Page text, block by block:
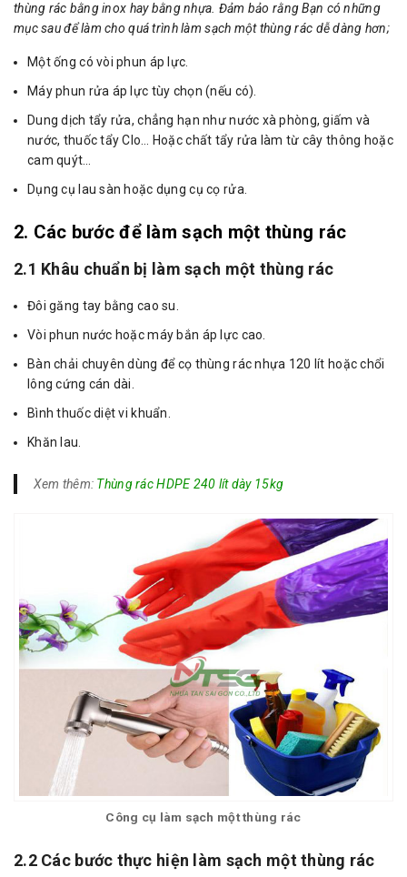
thùng rác bằng inox hay bằng nhựa. Đảm bảo rằng Bạn có những
mục sau để làm cho quá trình làm sạch một thùng rác dễ dàng hơn;
Một ống có vòi phun áp lực.
Máy phun rửa áp lực tùy chọn (nếu có).
Dung dịch tẩy rửa, chẳng hạn như nước xà phòng, giấm và
nước, thuốc tẩy Clo… Hoặc chất tẩy rửa làm từ cây thông hoặc
cam quýt…
Dụng cụ lau sàn hoặc dụng cụ cọ rửa.
2. Các bước để làm sạch một thùng rác
2.1 Khâu chuẩn bị làm sạch một thùng rác
Đôi găng tay bằng cao su.
Vòi phun nước hoặc máy bắn áp lực cao.
Bàn chải chuyên dùng để cọ thùng rác nhựa 120 lít hoặc chổi
lông cứng cán dài.
Bình thuốc diệt vi khuẩn.
Khăn lau.
Xem thêm: Thùng rác HDPE 240 lít dày 15kg
Công cụ làm sạch một thùng rác
2.2 Các bước thực hiện làm sạch một thùng rác